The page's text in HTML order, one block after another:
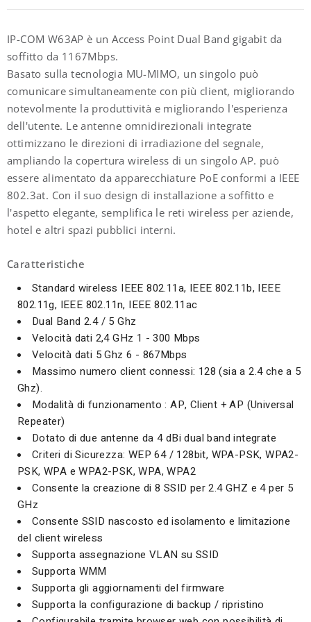
IP-COM W63AP è un Access Point Dual Band gigabit da
soffitto da 1167Mbps.
Basato sulla tecnologia MU-MIMO, un singolo può
comunicare simultaneamente con più client, migliorando
notevolmente la produttività e migliorando l'esperienza
dell'utente. Le antenne omnidirezionali integrate
ottimizzano le direzioni di irradiazione del segnale,
ampliando la copertura wireless di un singolo AP. può
essere alimentato da apparecchiature PoE conformi a IEEE
802.3at. Con il suo design di installazione a soffitto e
l'aspetto elegante, semplifica le reti wireless per aziende,
hotel e altri spazi pubblici interni.
Caratteristiche
Standard wireless IEEE 802.11a, IEEE 802.11b, IEEE
802.11g, IEEE 802.11n, IEEE 802.11ac
Dual Band 2.4 / 5 Ghz
Velocità dati 2,4 GHz 1 - 300 Mbps
Velocità dati 5 Ghz 6 - 867Mbps
Massimo numero client connessi: 128 (sia a 2.4 che a 5
Ghz).
Modalità di funzionamento : AP, Client + AP (Universal
Repeater)
Dotato di due antenne da 4 dBi dual band integrate
Criteri di Sicurezza: WEP 64 / 128bit, WPA-PSK, WPA2-
PSK, WPA e WPA2-PSK, WPA, WPA2
Consente la creazione di 8 SSID per 2.4 GHZ e 4 per 5
GHz
Consente SSID nascosto ed isolamento e limitazione
del client wireless
Supporta assegnazione VLAN su SSID
Supporta WMM
Supporta gli aggiornamenti del firmware
Supporta la configurazione di backup / ripristino